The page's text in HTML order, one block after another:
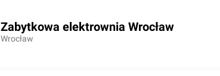
Zabytkowa elektrownia Wrocław
Wrocław